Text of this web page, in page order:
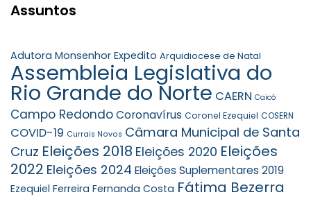
Assuntos
Adutora Monsenhor Expedito Arquidiocese de Natal
Assembleia Legislativa do
Rio Grande do Norte CAERN Caicó
Campo RedondoCoronavírus Coronel Ezequiel COSERN
COVID-19 Currais Novos Câmara Municipal de Santa
Cruz Eleições 2018 Eleições 2020 Eleições
2022 Eleições 2024 Eleições Suplementares 2019
Ezequiel Ferreira Fernanda Costa Fátima Bezerra